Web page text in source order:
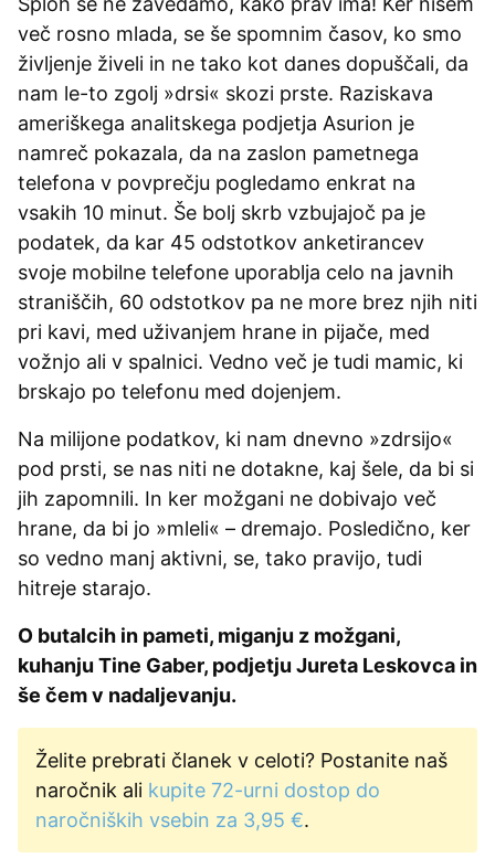
več rosno mlada, se še spomnim časov, ko smo
življenje živeli in ne tako kot danes dopuščali, da
nam le-to zgolj »drsi« skozi prste. Raziskava
ameriškega analitskega podjetja Asurion je
namreč pokazala, da na zaslon pametnega
telefona v povprečju pogledamo enkrat na
vsakih 10 minut. Še bolj skrb vzbujajoč pa je
podatek, da kar 45 odstotkov anketirancev
svoje mobilne telefone uporablja celo na javnih
straniščih, 60 odstotkov pa ne more brez njih niti
pri kavi, med uživanjem hrane in pijače, med
vožnjo ali v spalnici. Vedno več je tudi mamic, ki
brskajo po telefonu med dojenjem.
Na milijone podatkov, ki nam dnevno »zdrsijo«
pod prsti, se nas niti ne dotakne, kaj šele, da bi si
jih zapomnili. In ker možgani ne dobivajo več
hrane, da bi jo »mleli« – dremajo. Posledično, ker
so vedno manj aktivni, se, tako pravijo, tudi
hitreje starajo.
O butalcih in pameti, miganju z možgani,
kuhanju Tine Gaber, podjetju Jureta Leskovca in
še čem v nadaljevanju.
Želite prebrati članek v celoti? Postanite naš
naročnik ali kupite 72-urni dostop do
naročniških vsebin za 3,95 €.